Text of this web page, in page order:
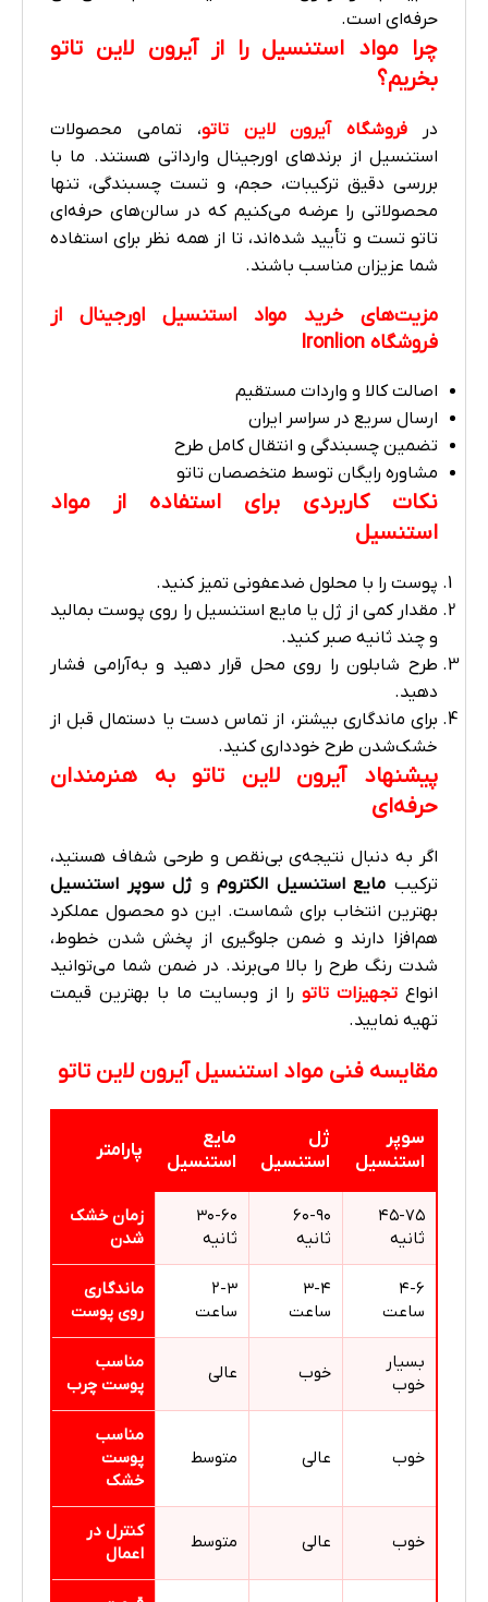
حرفه‌ای است.
چرا مواد استنسیل را از آیرون لاین تاتو
بخریم؟
در فروشگاه آیرون لاین تاتو، تمامی محصولات
استنسیل از برندهای اورجینال وارداتی هستند. ما با
بررسی دقیق ترکیبات، حجم، و تست چسبندگی، تنها
محصولاتی را عرضه می‌کنیم که در سالن‌های حرفه‌ای
تاتو تست و تأیید شده‌اند، تا از همه نظر برای استفاده
شما عزیزان مناسب باشند.
مزیت‌های خرید مواد استنسیل اورجینال از
فروشگاه Ironlion
اصالت کالا و واردات مستقیم
ارسال سریع در سراسر ایران
تضمین چسبندگی و انتقال کامل طرح
مشاوره رایگان توسط متخصصان تاتو
نکات کاربردی برای استفاده از مواد
استنسیل
پوست را با محلول ضدعفونی تمیز کنید.
مقدار کمی از ژل یا مایع استنسیل را روی پوست بمالید
و چند ثانیه صبر کنید.
طرح شابلون را روی محل قرار دهید و به‌آرامی فشار
دهید.
برای ماندگاری بیشتر، از تماس دست یا دستمال قبل از
خشک‌شدن طرح خودداری کنید.
پیشنهاد آیرون لاین تاتو به هنرمندان
حرفه‌ای
اگر به دنبال نتیجه‌ی بی‌نقص و طرحی شفاف هستید،
ترکیب مایع استنسیل الکترومو ژل سوپر استنسیل
بهترین انتخاب برای شماست. این دو محصول عملکرد
هم‌افزا دارند و ضمن جلوگیری از پخش شدن خطوط،
شدت رنگ طرح را بالا می‌برند. در ضمن شما می‌توانید
انواعتجهیزات تاتو را از وبسایت ما با بهترین قیمت
تهیه نمایید.
مقایسه فنی مواد استنسیل آیرون لاین تاتو
سوپر
استنسیل
ژل
استنسیل
مایع
استنسیل
پارامتر
۴۵-۷۵
ثانیه
۶۰-۹۰
ثانیه
۳۰-۶۰
ثانیه
زمان خشک
شدن
۴-۶
ساعت
۳-۴
ساعت
۲-۳
ساعت
ماندگاری
روی پوست
بسیار
خوب
خوب عالی
مناسب
پوست چرب
خوب عالی متوسط
مناسب
پوست
خشک
خوب عالی متوسط
کنترل در
اعمال